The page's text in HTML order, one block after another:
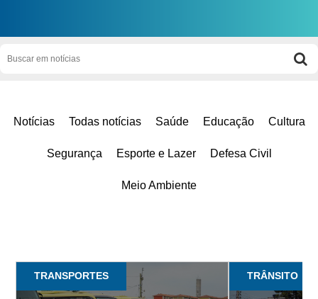
Notícias Todas notícias Saúde Educação Cultura
Segurança Esporte e Lazer Defesa Civil
Meio Ambiente
TRANSPORTES TRÂNSITO